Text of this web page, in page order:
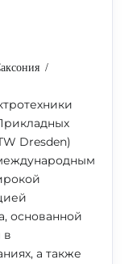
/
Dresden)
основанной
в
а также